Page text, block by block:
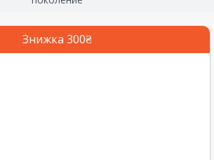
Знижка 300₴